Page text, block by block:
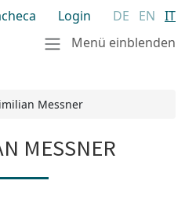
Login DE EN IT
Menü einblenden
Messner
MESSNER